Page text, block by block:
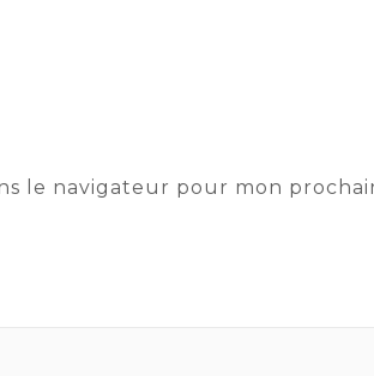
le navigateur pour mon